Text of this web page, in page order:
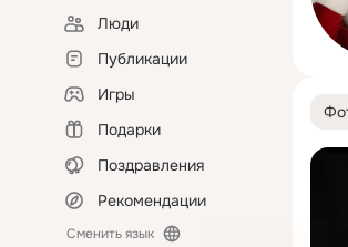
Люди
Публикации
Игры
Подарки
Поздравления
Рекомендации
Сменить язык